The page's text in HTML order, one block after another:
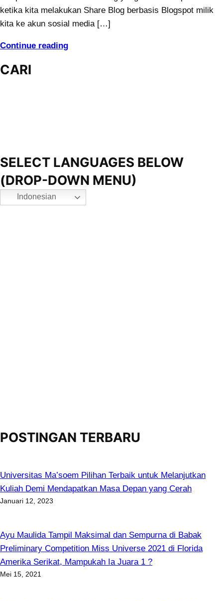
ketika kita melakukan Share Blog berbasis Blogspot milik
kita ke akun sosial media […]
Continue reading
CARI
SELECT LANGUAGES BELOW
(DROP-DOWN MENU)
Indonesian
POSTINGAN TERBARU
Universitas Ma’soem Pilihan Terbaik untuk Melanjutkan
Kuliah Demi Mendapatkan Masa Depan yang Cerah
Januari 12, 2023
Ayu Maulida Tampil Maksimal dan Sempurna di Babak
Preliminary Competition Miss Universe 2021 di Florida
Amerika Serikat, Mampukah Ia Juara 1 ?
Mei 15, 2021